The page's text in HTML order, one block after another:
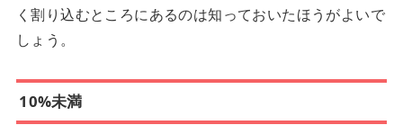
く割り込むところにあるのは知っておいたほうがよいで
しょう。
10%未満